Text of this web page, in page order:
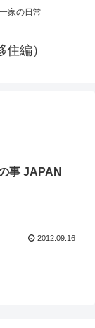
家の日常
編）
事 JAPAN
2012.09.16